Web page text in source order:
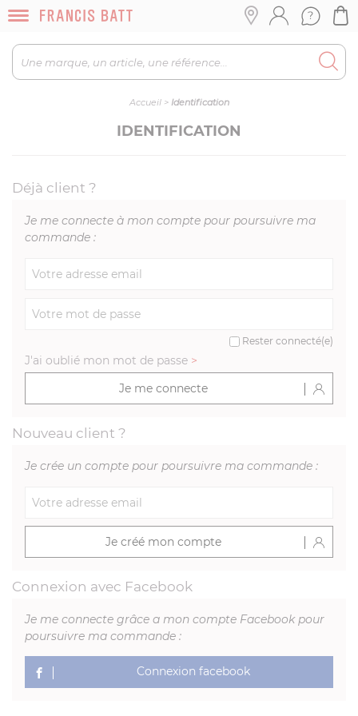
Accueil> Identification
IDENTIFICATION
Déjà client ?
Je me connecte à mon compte pour poursuivre ma
commande :
Rester connecté(e)
J'ai oublié mon mot de passe >
Je me connecte
Nouveau client ?
Je crée un compte pour poursuivre ma commande :
Je créé mon compte
Connexion avec Facebook
Je me connecte grâce a mon compte Facebook pour
poursuivre ma commande :
Connexion facebook